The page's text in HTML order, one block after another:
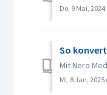
Do, 9 Mai,
So
Mit Nero
Mi, 8 Jan, 2025